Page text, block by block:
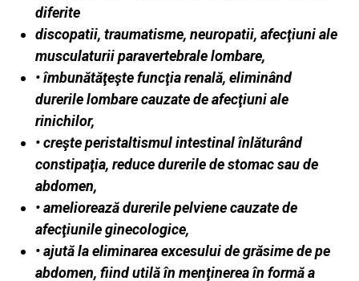
diferite
discopatii, traumatisme, neuropatii, afecţiuni ale
musculaturii paravertebrale lombare,
• îmbunătăţeşte funcţia renală, eliminând
durerile lombare cauzate de afecţiuni ale
rinichilor,
• creşte peristaltismul intestinal înlăturând
constipaţia, reduce durerile de stomac sau de
abdomen,
• ameliorează durerile pelviene cauzate de
afecţiunile ginecologice,
• ajută la eliminarea excesului de grăsime de pe
abdomen, fiind utilă în menţinerea în formă a